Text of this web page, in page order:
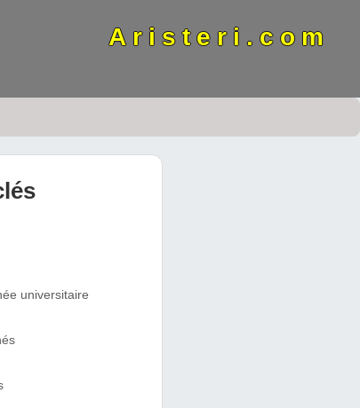
Aristeri.com
universitaire